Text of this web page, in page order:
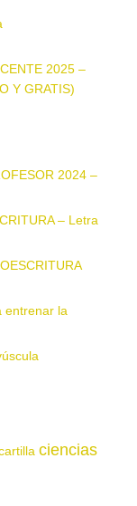
2025 –
Y GRATIS)
2024 –
– Letra
entrenar la
ciencias